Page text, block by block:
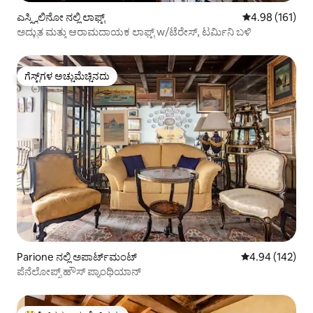
ಎಸ್ಕ್ವಿಲಿನೋ ನಲ್ಲಿ ಲಾಫ್ಟ್ 5 ರಲ್ಲಿ 4.98
4.98 (161)
ಅದ್ಭುತ ಮತ್ತು ಆರಾಮದಾಯಕ ಲಾಫ್ಟ್ w/ಟೆರೇಸ್, ಟರ್ಮಿನಿ ಬಳಿ
ಗೆಸ್ಟ್‌ಗಳ ಅಚ್ಚುಮೆಚ್ಚಿನದು
ಗೆಸ್ಟ್‌ಗಳ ಅಚ್ಚುಮೆಚ್ಚಿನದು
Parione ನಲ್ಲಿ ಅಪಾರ್ಟ್‌ಮಂಟ್ 5 ರಲ್ಲಿ 4.94
4.94 (142)
ಪೆನೆಲೋಪ್ಸ್ ಹೌಸ್ ಪ್ಯಾಂಥಿಯಾನ್